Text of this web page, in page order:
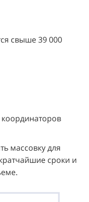
свыше 39 000
координаторов
массовку для
сроки и